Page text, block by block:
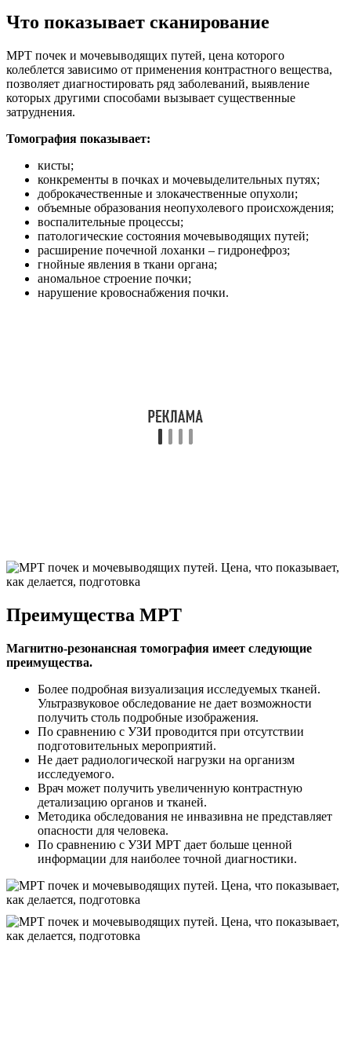
Что показывает сканирование
МРТ почек и мочевыводящих путей, цена которого
колеблется зависимо от применения контрастного вещества,
позволяет диагностировать ряд заболеваний, выявление
которых другими способами вызывает существенные
затруднения.
Томография показывает:
кисты;
конкременты в почках и мочевыделительных путях;
доброкачественные и злокачественные опухоли;
объемные образования неопухолевого происхождения;
воспалительные процессы;
патологические состояния мочевыводящих путей;
расширение почечной лоханки – гидронефроз;
гнойные явления в ткани органа;
аномальное строение почки;
нарушение кровоснабжения почки.
Преимущества МРТ
Магнитно-резонансная томография имеет следующие
преимущества.
Более подробная визуализация исследуемых тканей.
Ультразвуковое обследование не дает возможности
получить столь подробные изображения.
По сравнению с УЗИ проводится при отсутствии
подготовительных мероприятий.
Не дает радиологической нагрузки на организм
исследуемого.
Врач может получить увеличенную контрастную
детализацию органов и тканей.
Методика обследования не инвазивна не представляет
опасности для человека.
По сравнению с УЗИ МРТ дает больше ценной
информации для наиболее точной диагностики.